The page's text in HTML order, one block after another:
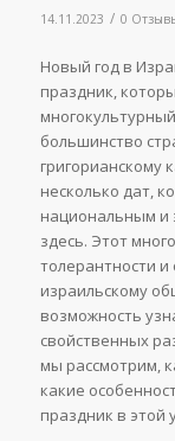
14.11.2023 / 0
Новый год в
праздник,
большинство
григорианскому
несколько дат,
национальным и
здесь. Этот
толерантности
израильскому
возможность
свойственных
мы рассмотрим,
какие
праздник в этой